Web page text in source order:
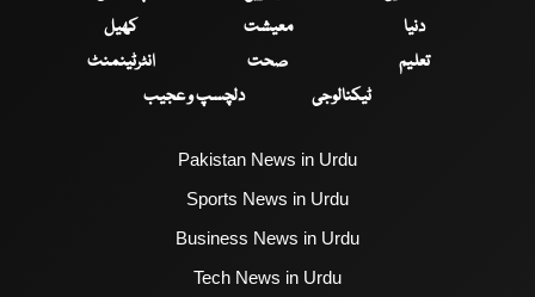
دنیا
معیشت
کھیل
تعلیم
صحت
انٹرٹینمنٹ
ٹیکنالوجی
دلچسپ و عجیب
Pakistan News in Urdu
Sports News in Urdu
Business News in Urdu
Tech News in Urdu